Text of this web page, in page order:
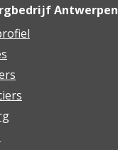
Antwerpen